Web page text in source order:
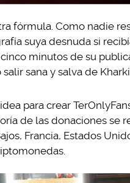
fórmula. Como nadie
suya desnuda si
minutos de su
sana y salva de
para crear
de las donaciones se
Francia, Estados